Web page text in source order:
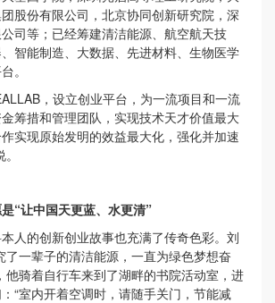
股份有限公司，北京协同创新研究院，深
司等；已经筹建清洁能源、航空航天技
智能制造、大数据、先进材料、生物医学
。
，设立创业平台，为一流项目和一流
筹措和管理团队，实现技术天才价值最大
实现原始发明的效益最大化，强化并加速
“让中国天更蓝、水更清”
人的创新创业故事也充满了传奇色彩。刘
了一辈子的清洁能源，一直为绿色梦想奋
他骑着自行车来到了湖畔的书院活动室，进
“室内开着空调时，请随手关门，节能减